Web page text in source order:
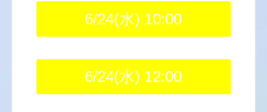
6/24(水) 10:00
6/24(水) 12:00